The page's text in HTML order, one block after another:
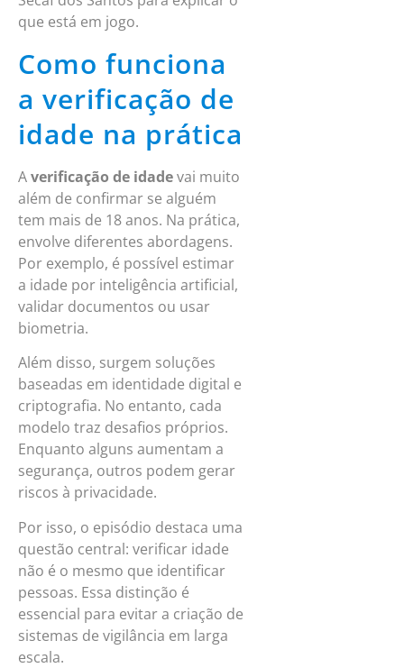
que está em jogo.
Como funciona
a verificação de
idade na prática
Averificação de idadevai muito
além de confirmar se alguém
tem mais de 18 anos. Na prática,
envolve diferentes abordagens.
Por exemplo, é possível estimar
a idade por inteligência artificial,
validar documentos ou usar
biometria.
Além disso, surgem soluções
baseadas em identidade digital e
criptografia. No entanto, cada
modelo traz desafios próprios.
Enquanto alguns aumentam a
segurança, outros podem gerar
riscos à privacidade.
Por isso, o episódio destaca uma
questão central: verificar idade
não é o mesmo que identificar
pessoas. Essa distinção é
essencial para evitar a criação de
sistemas de vigilância em larga
escala.